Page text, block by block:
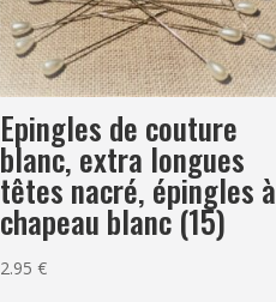
Epingles de couture
blanc, extra longues
têtes nacré, épingles à
chapeau blanc (15)
2.95€